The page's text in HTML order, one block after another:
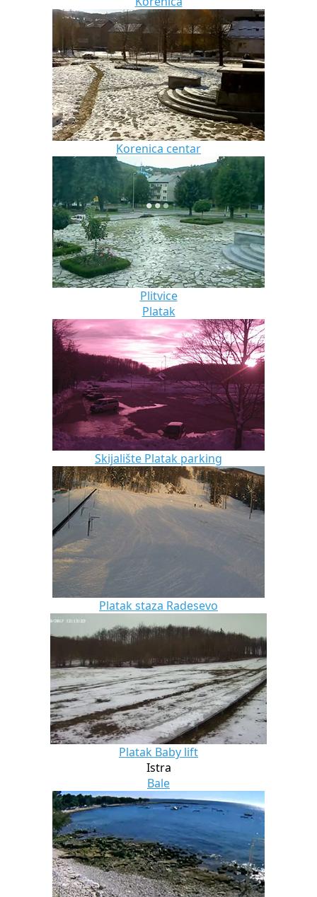
Korenica centar
Plitvice
Platak
Skijalište Platak parking
Platak staza Radesevo
Platak Baby lift
Istra
Bale